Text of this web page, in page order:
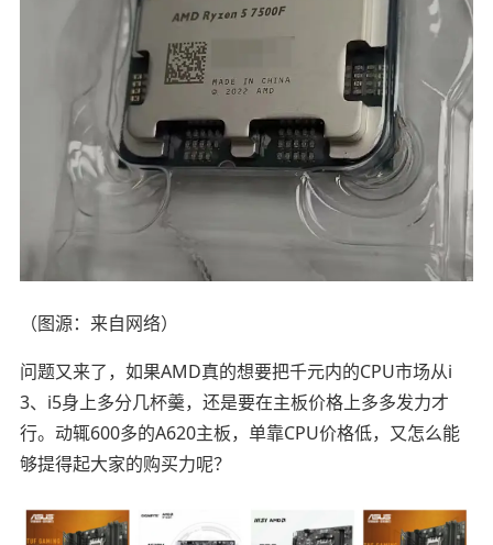
（图源：来自网络）
问题又来了，如果AMD真的想要把千元内的CPU市场从i
3、i5身上多分几杯羹，还是要在主板价格上多多发力才
行。动辄600多的A620主板，单靠CPU价格低，又怎么能
够提得起大家的购买力呢？